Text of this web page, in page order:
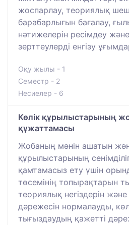
жоспарлау, теориялық
барабарлығын бағалау,
нәтижелерін ресімдеу
зерттеулерді енгізу
Оқу жылы - 1
Семестр - 2
Несиелер - 6
Көлік құрылыстарының
құжаттамасы
Жобаның мәнін ашатын
құрылыстарының
қамтамасыз ету үшін
төсемінің топырақтарын
теориялық негіздерін
дәрежесін нормалауды,
тығыздаудың қажетті